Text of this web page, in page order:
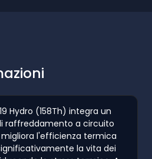
Hydro (158Th) integra un
raffreddamento a circuito
l'efficienza termica
la vita dei